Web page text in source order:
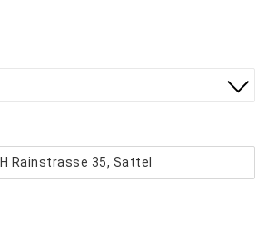
Rainstrasse 35, Sattel